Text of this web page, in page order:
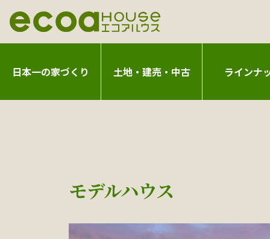
日本一の家づくり 土地・建売・中古 ラインナ
モデルハウス